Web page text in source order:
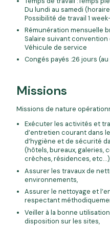
Du lundi au samedi
Possibilité de travail 1
Rémunération mensuelle
Salaire suivant
Véhicule de service
Congés payés :26 jours
Missions
Missions de nature
Exécuter les activités et
d’entretien courant dans
d’hygiène et de sécurité
(hôtels, bureaux, galeries,
crèches, résidences,
Assurer les travaux de
environnements,
Assurer le nettoyage et
respectant
Veiller à la bonne
disposition sur les sites,